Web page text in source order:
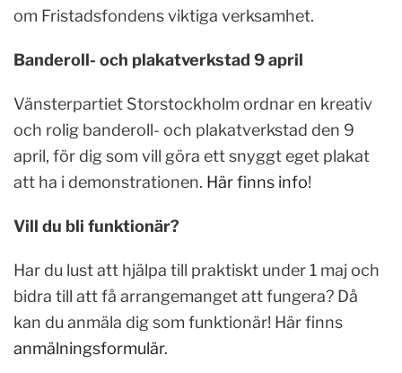
om Fristadsfondens viktiga verksamhet.
Banderoll- och plakatverkstad 9 april
Vänsterpartiet Storstockholm ordnar en kreativ
och rolig banderoll- och plakatverkstad den 9
april, för dig som vill göra ett snyggt eget plakat
att ha i demonstrationen. Här finns info!
Vill du bli funktionär?
Har du lust att hjälpa till praktiskt under 1 maj och
bidra till att få arrangemanget att fungera? Då
kan du anmäla dig som funktionär! Här finns
anmälningsformulär.